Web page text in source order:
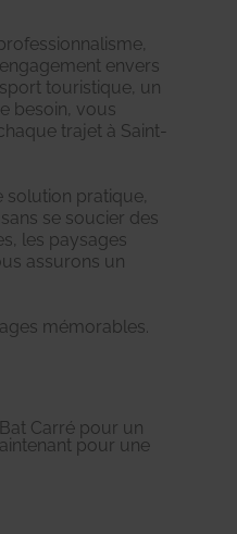
envers
touristique, un
besoin, vous
trajet à Saint-
solution pratique,
se soucier des
les paysages
assurons un
mémorables.
Carré pour un
pour une